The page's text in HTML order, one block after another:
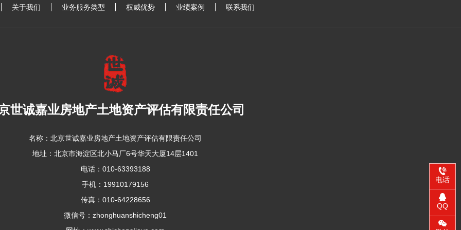
电话
QQ
关于我们 业务服务类型 权威优势 业绩案例 联系我们
世诚嘉业房地产土地资产评估有限责任公司
名称：北京世诚嘉业房地产土地资产评估有限责任公司
地址：北京市海淀区北小马厂6号华天大厦14层1401
电话：010-63393188
手机： 19910179156
传真：010-64228656
微信号：zhonghuanshicheng01